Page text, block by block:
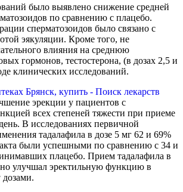
было выявлено снижение средней
по сравнению с плацебо.
сперматозоидов было связано с
эякуляции. Кроме того, не
влияния на среднюю
гормонов, тестостерона, (в дозах 2,5 и
клинических исследований.
эрекции у пациентов с
всех степеней тяжести при приеме
В исследованиях первичной
тадалафила в дозе 5 мг 62 и 69%
были успешными по сравнению с 34 и
плацебо. Прием тадалафила в
улучшал эректильную функцию в
дозами.